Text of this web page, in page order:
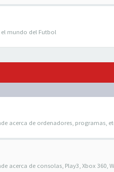
el mundo del Futbol
acerca de ordenadores, programas,
acerca de consolas, Play3, Xbox 360,